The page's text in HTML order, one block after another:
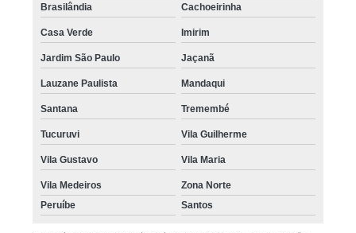
Brasilândia
Cachoeirinha
Casa Verde Imirim
Jardim São Paulo Jaçanã
Lauzane Paulista Mandaqui
Santana Tremembé
Tucuruvi Vila Guilherme
Vila Gustavo Vila Maria
Vila Medeiros
Zona Norte
Peruíbe
Santos